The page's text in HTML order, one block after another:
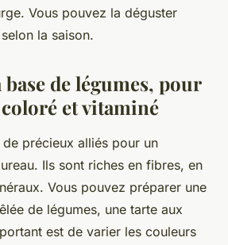
Vous pouvez la déguster
la saison.
base de légumes, pour
et vitaminé
de précieux alliés pour un
Ils sont riches en fibres, en
Vous pouvez préparer une
de légumes, une tarte aux
est de varier les couleurs